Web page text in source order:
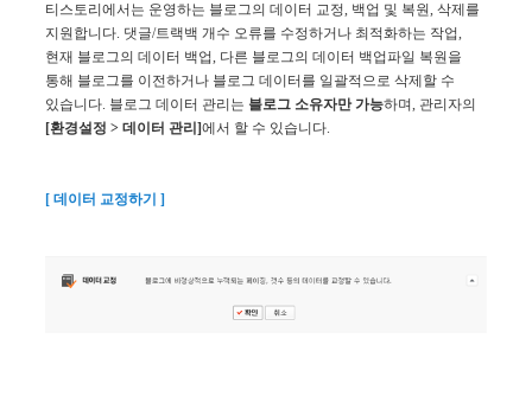
티스토리에서는 운영하는 블로그의 데이터 교정, 백업 및 복원, 삭제를
지원합니다. 댓글/트랙백 개수 오류를 수정하거나 최적화하는 작업,
현재 블로그의 데이터 백업, 다른 블로그의 데이터 백업파일 복원을
통해 블로그를 이전하거나 블로그 데이터를 일괄적으로 삭제할 수
있습니다. 블로그 데이터 관리는 블로그 소유자만 가능하며, 관리자의
[환경설정 > 데이터 관리]에서 할 수 있습니다.
[ 데이터 교정하기 ]